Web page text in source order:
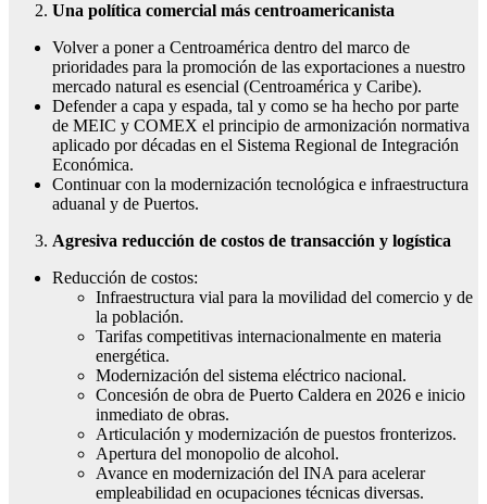
Una política comercial más centroamericanista
Volver a poner a Centroamérica dentro del marco de
prioridades para la promoción de las exportaciones a nuestro
mercado natural es esencial (Centroamérica y Caribe).
Defender a capa y espada, tal y como se ha hecho por parte
de MEIC y COMEX el principio de armonización normativa
aplicado por décadas en el Sistema Regional de Integración
Económica.
Continuar con la modernización tecnológica e infraestructura
aduanal y de Puertos.
Agresiva reducción de costos de transacción y logística
Reducción de costos:
Infraestructura vial para la movilidad del comercio y de
la población.
Tarifas competitivas internacionalmente en materia
energética.
Modernización del sistema eléctrico nacional.
Concesión de obra de Puerto Caldera en 2026 e inicio
inmediato de obras.
Articulación y modernización de puestos fronterizos.
Apertura del monopolio de alcohol.
Avance en modernización del INA para acelerar
empleabilidad en ocupaciones técnicas diversas.